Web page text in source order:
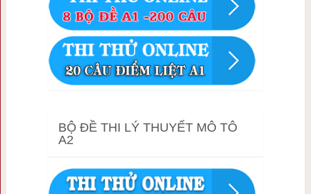
BỘ ĐỀ THI LÝ THUYẾT MÔ TÔ
A2